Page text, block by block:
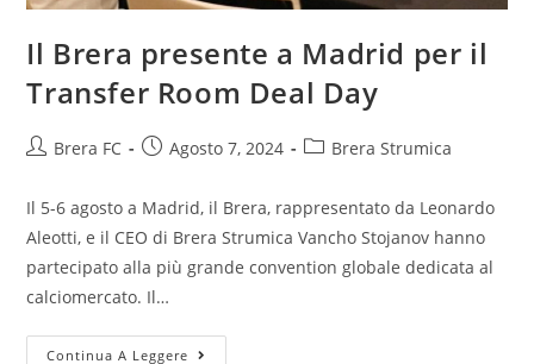
Il Brera presente a Madrid per il
Transfer Room Deal Day
Brera FC Agosto 7, 2024 Brera Strumica
Il 5-6 agosto a Madrid, il Brera, rappresentato da Leonardo
Aleotti, e il CEO di Brera Strumica Vancho Stojanov hanno
partecipato alla più grande convention globale dedicata al
calciomercato. Il…
Continua A Leggere